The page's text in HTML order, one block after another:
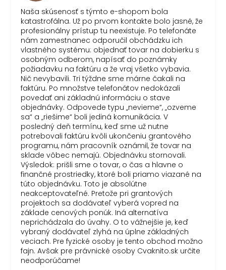
Naša skúsenosť s týmto e-shopom bola
katastrofálna. Už po prvom kontakte bolo jasné, že
profesionálny prístup tu neexistuje. Po telefonáte
nám zamestnanec odporučil obchádzku ich
vlastného systému: objednať tovar na dobierku s
osobným odberom, napísať do poznámky
požiadavku na faktúru a že vraj všetko vybavia.
Nič nevybavili. Tri týždne sme márne čakali na
faktúru. Po množstve telefonátov nedokázali
povedať ani základnú informáciu o stave
objednávky. Odpovede typu „nevieme“, „ozveme
sa“ a „riešime“ boli jediná komunikácia. V
posledný deň termínu, keď sme už nutne
potrebovali faktúru kvôli ukončeniu grantového
programu, nám pracovník oznámil, že tovar na
sklade vôbec nemajú. Objednávku stornovali.
Výsledok: prišli sme o tovar, o čas a hlavne o
finančné prostriedky, ktoré boli priamo viazané na
túto objednávku. Toto je absolútne
neakceptovateľné. Pretože pri grantových
projektoch sa dodávateľ vyberá vopred na
základe cenových ponúk. Iná alternatíva
neprichádzala do úvahy. O to vážnejšie je, keď
vybraný dodávateľ zlyhá na úplne základných
veciach. Pre fyzické osoby je tento obchod možno
fajn. Avšak pre právnické osoby Cvaknito.sk určite
neodporúčame!